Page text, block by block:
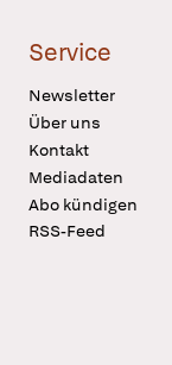
Service
Newsletter
Über uns
Kontakt
Mediadaten
Abo kündigen
RSS-Feed